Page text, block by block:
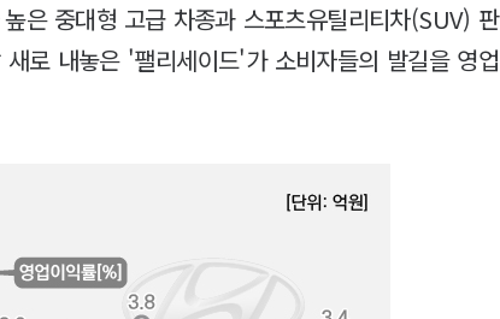
은 중대형 고급 차종과 스포츠유틸리티차(SUV) 판
로 내놓은 '팰리세이드'가 소비자들의 발길을 영업